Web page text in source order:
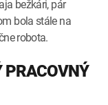
bežkári, pár
bola stále na
robota.
PRACOVNÝ